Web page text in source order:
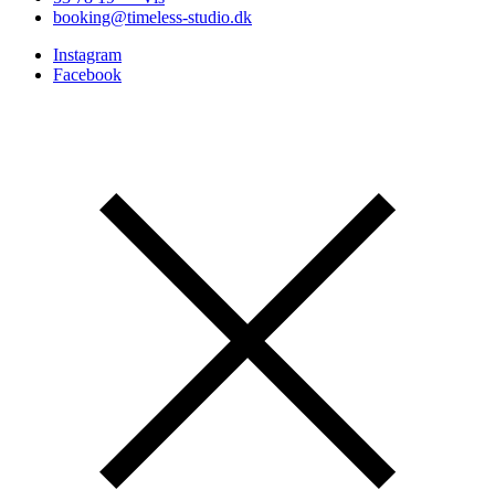
booking@timeless-studio.dk
Instagram
Facebook